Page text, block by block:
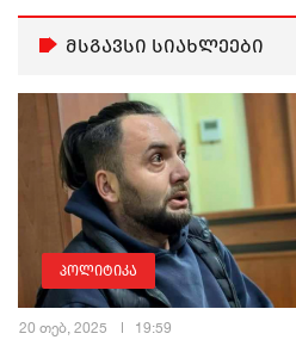
მსგავსი სიახლეები
პოლიტიკა
20 თებ, 2025 19:59